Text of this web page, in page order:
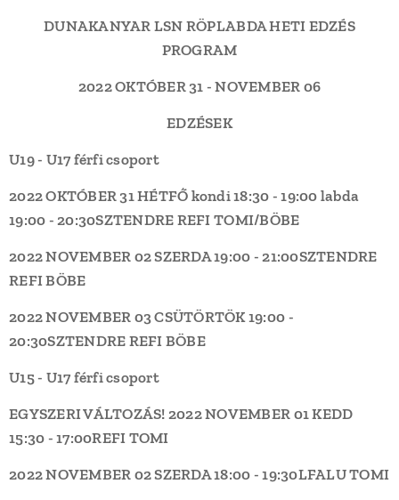
DUNAKANYAR LSN RÖPLABDA HETI EDZÉS
PROGRAM
2022 OKTÓBER 31 - NOVEMBER 06
EDZÉSEK
U19 - U17 férfi csoport
2022 OKTÓBER 31 HÉTFŐ kondi 18:30 - 19:00 labda
19:00 - 20:30SZTENDRE REFI TOMI/BÖBE
2022 NOVEMBER 02 SZERDA19:00 - 21:00SZTENDRE
REFIBÖBE
2022 NOVEMBER 03 CSÜTÖRTÖK19:00 -
20:30SZTENDRE REFI BÖBE
U15 - U17 férfi csoport
EGYSZERI VÁLTOZÁS! 2022 NOVEMBER 01 KEDD
15:30 - 17:00REFI TOMI
2022 NOVEMBER 02 SZERDA18:00 - 19:30LFALUTOMI